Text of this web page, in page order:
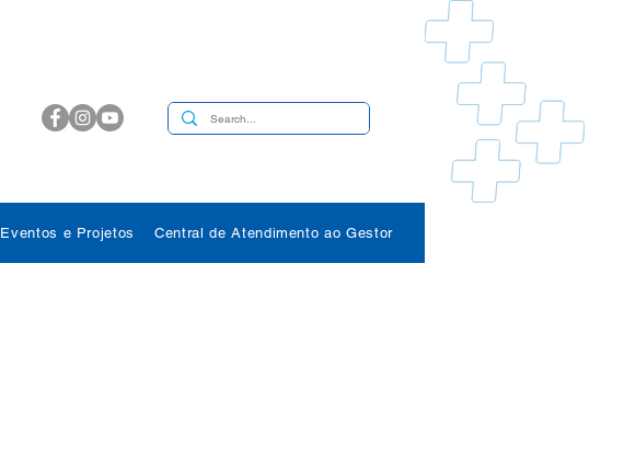
Eventos e Projetos Central de Atendimento ao Gestor